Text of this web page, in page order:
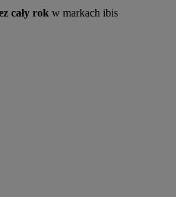
cały rok w markach ibis